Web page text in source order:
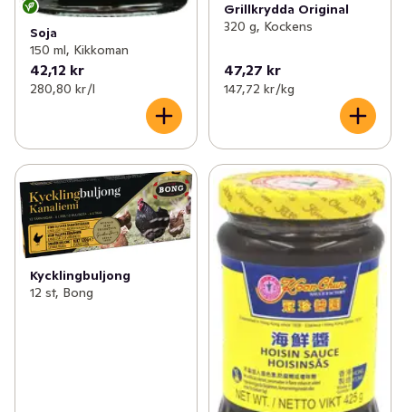
Soja
150 ml, Kikkoman
42,12 kr
280,80 kr /l
Grillkrydda Original
320 g, Kockens
47,27 kr
147,72 kr /kg
Kycklingbuljong
12 st, Bong